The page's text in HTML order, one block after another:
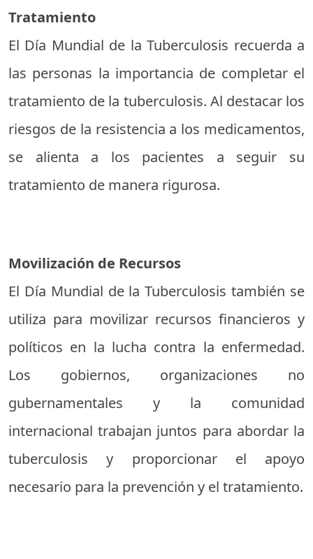
Tratamiento
El Día Mundial de la Tuberculosis recuerda a
las personas la importancia de completar el
tratamiento de la tuberculosis. Al destacar los
riesgos de la resistencia a los medicamentos,
se alienta a los pacientes a seguir su
tratamiento de manera rigurosa.
Movilización de Recursos
El Día Mundial de la Tuberculosis también se
utiliza para movilizar recursos financieros y
políticos en la lucha contra la enfermedad.
Los gobiernos, organizaciones no
gubernamentales y la comunidad
internacional trabajan juntos para abordar la
tuberculosis y proporcionar el apoyo
necesario para la prevención y el tratamiento.